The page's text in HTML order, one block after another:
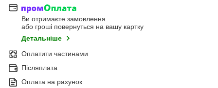
Ви отримаєте замовлення
або гроші повернуться на вашу картку
Детальніше
Оплатити частинами
Післяплата
Оплата на рахунок